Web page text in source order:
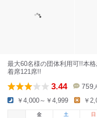
最大60名様の団体利用可!!本
着席121席!!
3.44 759 人
￥4,000～￥4,999 ￥
金
土 日